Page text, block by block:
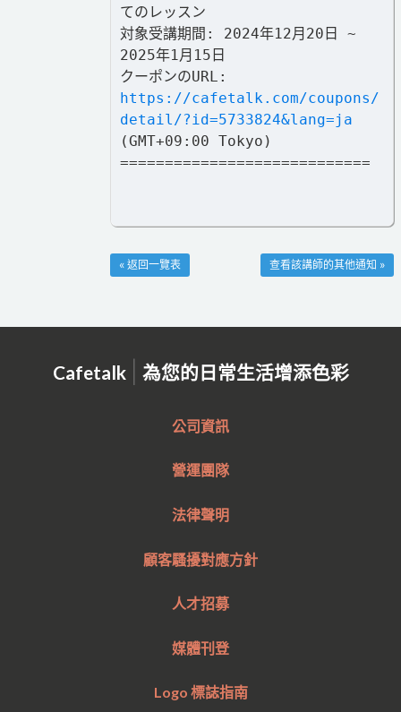
てのレッスン
対象受講期間: 2024年12月20日 ~
2025年1月15日
クーポンのURL:
https://cafetalk.com/coupons/
detail/?id=5733824&lang=ja
(GMT+09:00 Tokyo)
============================
查看該講師的其他通知 »
« 返回一覽表
Cafetalk | 為您的日常生活增添色彩
公司資訊
營運團隊
法律聲明
顧客騷擾對應方針
人才招募
媒體刊登
Logo 標誌指南